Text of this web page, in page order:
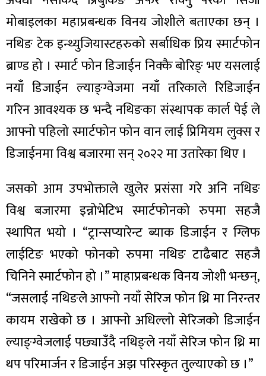
मोबाइलका महाप्रबन्धक विनय जोशीले बताएका छन् ।
नथिङ टेक इन्थ्युजियास्टहरुको सर्बाधिक प्रिय स्मार्टफोन
ब्राण्ड हो । स्मार्ट फोन डिजाईन निक्कै बोरिङ् भए यसलाई
नयाँ डिजाईन ल्याङ्ग्वेजमा नयाँ तरिकाले रिडिजाईन
गरिन आवश्यक छ भन्दै नथिङका संस्थापक कार्ल पेई ले
आफ्नो पहिलो स्मार्टफोन फोन वान लाई प्रिमियम लुक्स र
डिजाईनमा विश्व बजारमा सन् २०२२ मा उतारेका थिए ।
जसको आम उपभोक्ताले खुलेर प्रसंसा गरे अनि नथिङ
विश्व बजारमा इन्नोभेटिभ स्मार्टफोनको रुपमा सहजै
स्थापित भयो । “ट्रान्सप्यारेन्ट ब्याक डिजाईन र ग्लिफ
लाईटिङ भएको फोनको रुपमा नथिङ टाढैबाट सहजै
चिनिने स्मार्टफोन हो ।” माहाप्रबन्धक विनय जोशी भन्छन्,
“जसलाई नथिङले आफ्नो नयाँ सेरिज फोन थ्रि मा निरन्तर
कायम राखेको छ । आफ्नो अधिल्लो सेरिजको डिजाईन
ल्याङ्ग्वेजलाई पछ्याउँदै नथिङ्ले नयाँ सेरिज फोन थ्रि मा
थप परिमार्जन र डिजाईन अझ परिस्कृत तुल्याएको छ ।”